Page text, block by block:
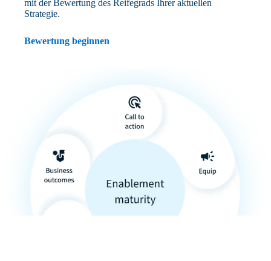
mit der Bewertung des Reifegrads Ihrer aktuellen
Strategie.
Bewertung beginnen